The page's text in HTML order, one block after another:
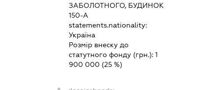
ЗАБОЛОТНОГО, БУДИНОК
150-А
statements.nationality:
Україна
Розмір внеску до
статутного фонду (грн.):1
900 000 (25 %)